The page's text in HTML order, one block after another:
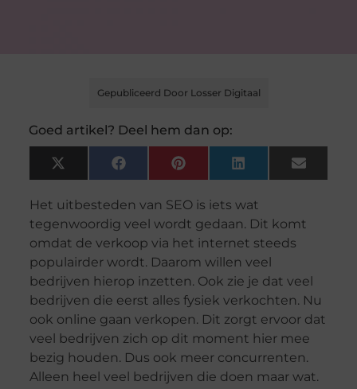
Gepubliceerd Door Losser Digitaal
Goed artikel? Deel hem dan op:
X
(Twitter)
FacebookPinterest LinkedIn Email
Het uitbesteden van SEO is iets wat
tegenwoordig veel wordt gedaan. Dit komt
omdat de verkoop via het internet steeds
populairder wordt. Daarom willen veel
bedrijven hierop inzetten. Ook zie je dat veel
bedrijven die eerst alles fysiek verkochten. Nu
ook online gaan verkopen. Dit zorgt ervoor dat
veel bedrijven zich op dit moment hier mee
bezig houden. Dus ook meer concurrenten.
Alleen heel veel bedrijven die doen maar wat.